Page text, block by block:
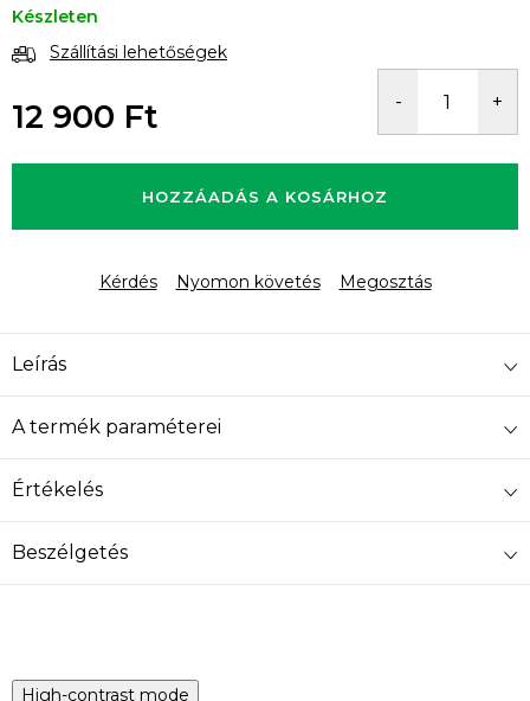
Készleten
Szállítási lehetőségek
12 900 Ft
HOZZÁADÁS A KOSÁRHOZ
Kérdés Nyomon követés Megosztás
Leírás
A termék paraméterei
Értékelés
Beszélgetés
High-contrast mode